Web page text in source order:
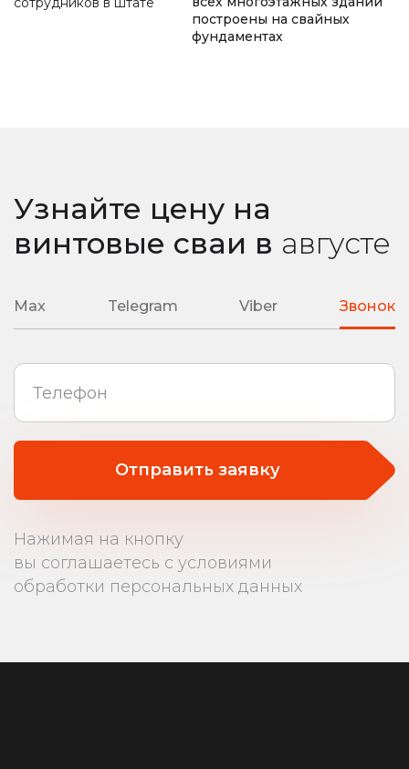
замер уровня промерзания почвыпостроены на свайных
фундаментах
Узнайте цену на
винтовые сваи в августе
Max Telegram Viber Звонок
Отправить заявку
Нажимая на кнопку
вы соглашаетесь с условиями
обработки персональных данных